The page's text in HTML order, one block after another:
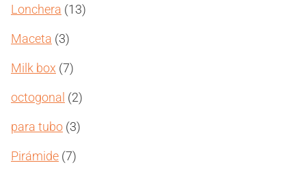
Lonchera 1313
Maceta 33
Milk box 77
octogonal 22
para tubo 33
Pirámide 77